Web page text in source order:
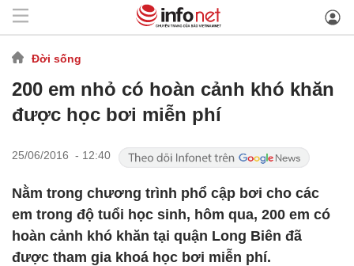
Đời sống
200 em nhỏ có hoàn cảnh khó khăn
được học bơi miễn phí
25/06/2016 - 12:40
Nằm trong chương trình phổ cập bơi cho các
em trong độ tuổi học sinh, hôm qua, 200 em có
hoàn cảnh khó khăn tại quận Long Biên đã
được tham gia khoá học bơi miễn phí.